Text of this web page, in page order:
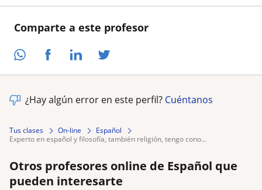
Comparte a este profesor
¿Hay algún error en este perfil? Cuéntanos
Tus clases On-line
Español
experto en español y filosofía, también religión, tengo cono...
Otros profesores online de Español que
pueden interesarte